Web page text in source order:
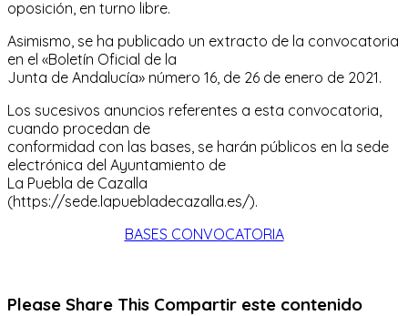
oposición, en turno libre.
Asimismo, se ha publicado un extracto de la convocatoria
en el «Boletín Oficial de la
Junta de Andalucía» número 16, de 26 de enero de 2021.
Los sucesivos anuncios referentes a esta convocatoria,
cuando procedan de
conformidad con las bases, se harán públicos en la sede
electrónica del Ayuntamiento de
La Puebla de Cazalla
(https://sede.lapuebladecazalla.es/).
BASES CONVOCATORIA
Please Share This Compartir este contenido